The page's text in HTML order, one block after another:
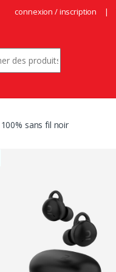
connexion / inscription
sans fil noir